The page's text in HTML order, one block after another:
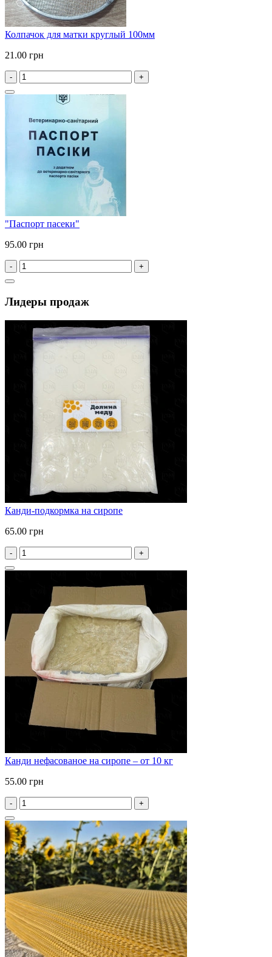
Колпачок для матки круглый 100мм
21.00 грн
- +
"Паспорт пасеки"
95.00 грн
- +
Лидеры продаж
Канди-подкормка на сиропе
65.00 грн
- +
Канди нефасованое на сиропе – от 10 кг
55.00 грн
- +